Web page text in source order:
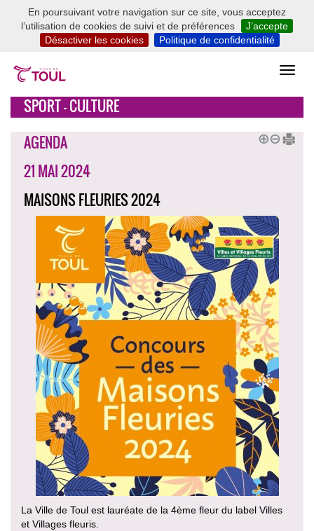
En poursuivant votre navigation sur ce site, vous acceptez
l’utilisation de cookies de suivi et de préférences
J’accepte
Désactiver les cookies
Politique de confidentialité
SPORT - CULTURE
AGENDA
21 MAI 2024
MAISONS FLEURIES 2024
La Ville de Toul est lauréate de la 4ème fleur du label Villes
et Villages fleuris.